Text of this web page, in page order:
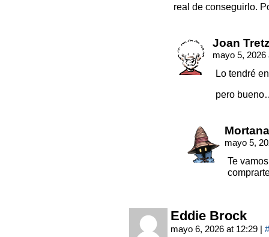
real de conseguirlo.
Joan
mayo 5,
Lo tendré
pero
mayo 5,
Te
Eddie Brock
mayo 6, 2026 at 12:29 | #